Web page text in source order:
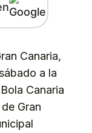
Canaria,
a la
Canaria
Gran